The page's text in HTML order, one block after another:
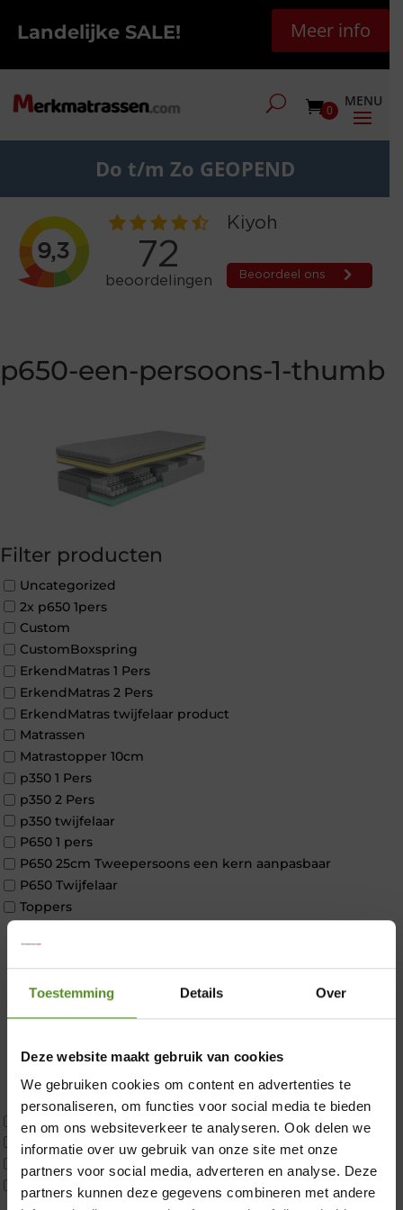
Toestemming Details Over
Deze website maakt gebruik van cookies
We gebruiken cookies om content en advertenties te
personaliseren, om functies voor social media te bieden
en om ons websiteverkeer te analyseren. Ook delen we
informatie over uw gebruik van onze site met onze
partners voor social media, adverteren en analyse. Deze
partners kunnen deze gegevens combineren met andere
Landelijke SALE! Meer info
0
Do t/m Zo GEOPEND
p650-een-persoons-1-thumb
Filter producten
Uncategorized
2x p650 1pers
Custom
CustomBoxspring
ErkendMatras 1 Pers
ErkendMatras 2 Pers
ErkendMatras twijfelaar product
Matrassen
Matrastopper 10cm
p350 1 Pers
p350 2 Pers
p350 twijfelaar
P650 1 pers
P650 25cm Tweepersoons een kern aanpasbaar
P650 Twijfelaar
Toppers
2 personen
2 personen split
Koudschuim
Latex
Traagschuim
Tweepersoons 1 kern
Tweepersoons 1 kern product
Tweepersoons 2 kernen
Webshop Only Collectie
×